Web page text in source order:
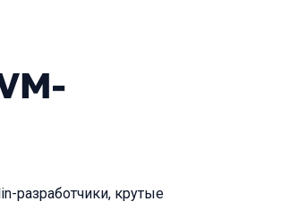
разработчики, крутые